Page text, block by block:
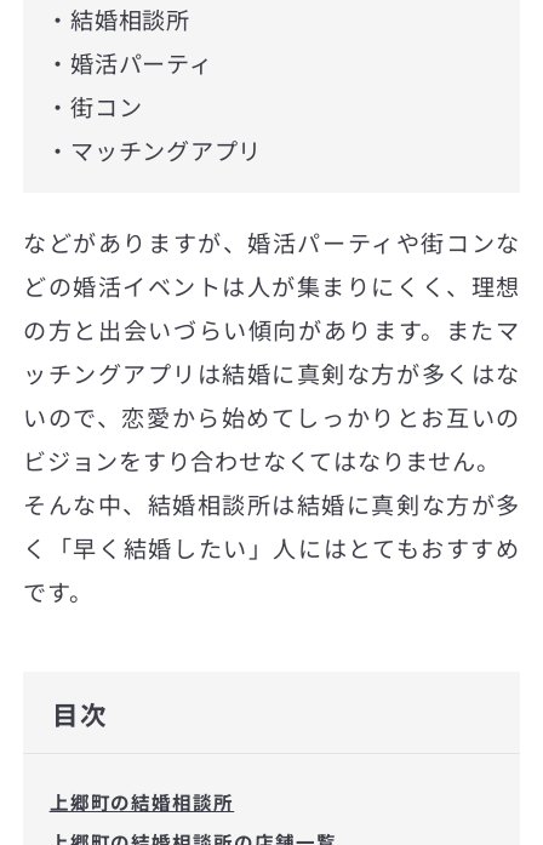
・結婚相談所
・婚活パーティ
・街コン
・マッチングアプリ
などがありますが、婚活パーティや街コンな
どの婚活イベントは人が集まりにくく、理想
の方と出会いづらい傾向があります。またマ
ッチングアプリは結婚に真剣な方が多くはな
いので、恋愛から始めてしっかりとお互いの
ビジョンをすり合わせなくてはなりません。
そんな中、結婚相談所は結婚に真剣な方が多
く「早く結婚したい」人にはとてもおすすめ
です。
目次
上郷町の結婚相談所